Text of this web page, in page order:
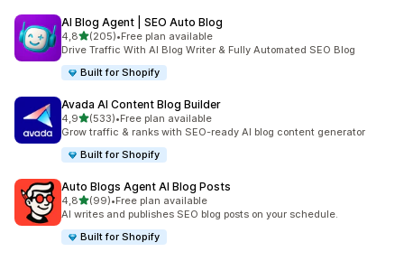
AI Blog Agent | SEO Auto Blog
4,8stelle su 5
(205)
205 recensioni totali
•Free plan available
Drive Traffic With AI Blog Writer & Fully Automated SEO Blog
Built for Shopify
Avada AI Content Blog Builder
4,9stelle su 5
(533)
533 recensioni totali
•Free plan available
Grow traffic & ranks with SEO-ready AI blog content generator
Built for Shopify
Auto Blogs Agent AI Blog Posts
4,8stelle su 5
(99)
99 recensioni totali
•Free plan available
AI writes and publishes SEO blog posts on your schedule.
Built for Shopify